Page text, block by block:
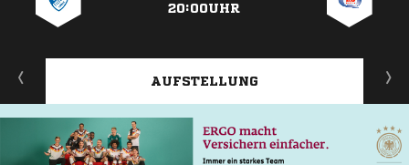
20:00UHR
AUFSTELLUNG